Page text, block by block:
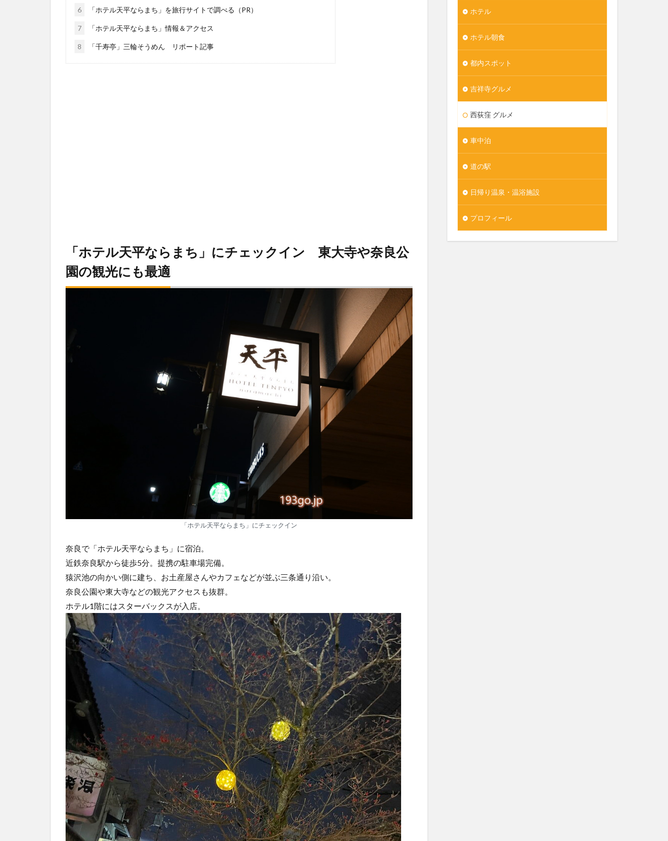
6 「ホテル天平ならまち」を旅行サイトで調べる（PR）
7 「ホテル天平ならまち」情報＆アクセス
8 「千寿亭」三輪そうめん リポート記事
「ホテル天平ならまち」にチェックイン 東大寺や奈良公
園の観光にも最適
「ホテル天平ならまち」にチェックイン
奈良で「ホテル天平ならまち」に宿泊。
近鉄奈良駅から徒歩5分。提携の駐車場完備。
猿沢池の向かい側に建ち、お土産屋さんやカフェなどが並ぶ三条通り沿い。
奈良公園や東大寺などの観光アクセスも抜群。
ホテル1階にはスターバックスが入店。
ホテル
ホテル朝食
都内スポット
吉祥寺グルメ
西荻窪 グルメ
車中泊
道の駅
日帰り温泉・温浴施設
プロフィール